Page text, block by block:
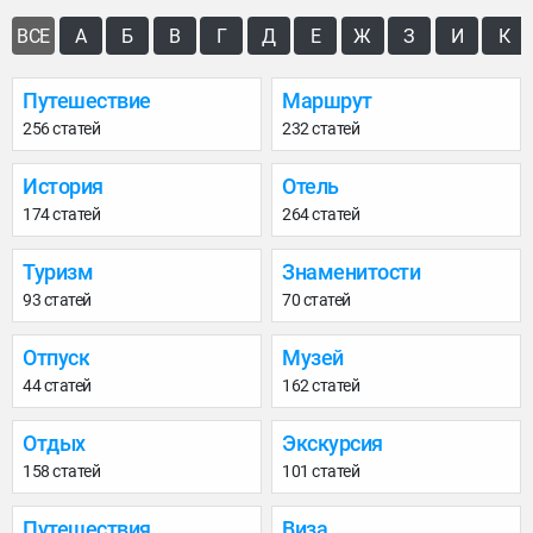
ВСЕ А Б В Г Д Е Ж З И К
Путешествие
256 статей
Маршрут
232 статей
История
174 статей
Отель
264 статей
Туризм
93 статей
Знаменитости
70 статей
Отпуск
44 статей
Музей
162 статей
Отдых
158 статей
Экскурсия
101 статей